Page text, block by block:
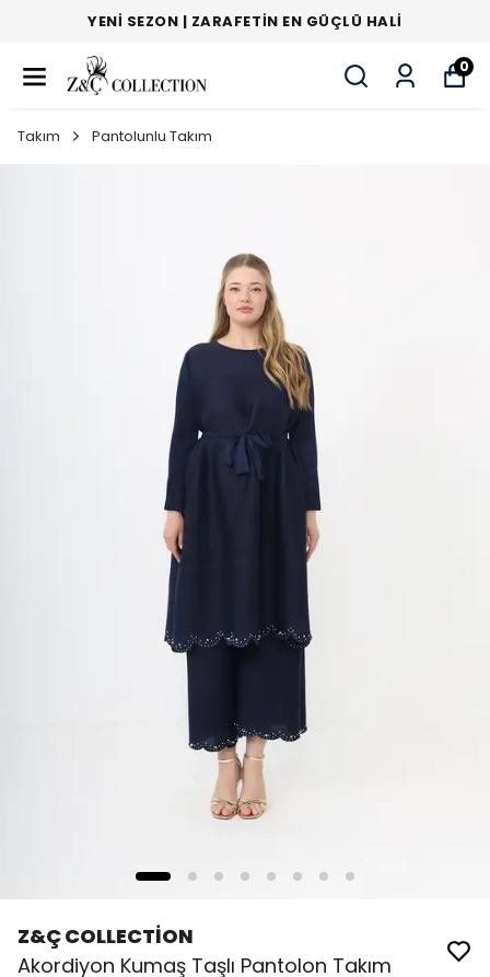
YENI SEZON | ZARAFETIN EN GÜÇLÜ HALI
0
Takım Pantolunlu Takım
Z&Ç COLLECTİON
Akordiyon Kumaş Taşlı Pantolon Takım